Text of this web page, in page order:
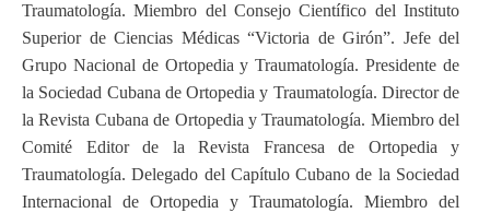
Traumatología. Miembro del Consejo Científico del Instituto
Superior de Ciencias Médicas “Victoria de Girón”. Jefe del
Grupo Nacional de Ortopedia y Traumatología. Presidente de
la Sociedad Cubana de Ortopedia y Traumatología. Director de
la Revista Cubana de Ortopedia y Traumatología. Miembro del
Comité Editor de la Revista Francesa de Ortopedia y
Traumatología. Delegado del Capítulo Cubano de la Sociedad
Internacional de Ortopedia y Traumatología. Miembro del